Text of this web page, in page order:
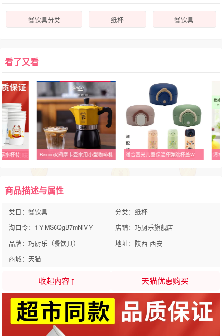
餐饮具分类 纸杯 餐饮具
看了又看
纸杯一次性杯子家用加厚水杯特价热饮杯商用整箱批纸杯定制印logo Bincoo双阀摩卡壶家用小型咖啡机 适合富光儿童保温杯弹跳杯盖WFZ1196/WFZ1197食品级配件
商品描述与属性
类目：餐饮具
分类：纸杯
淘口令：1￥MS6QgB7mNiV￥
店铺：巧厨乐旗舰店
品牌：巧厨乐（餐饮具）
地址：陕西 西安
商城：天猫
收起内容↑ 天猫优惠购买